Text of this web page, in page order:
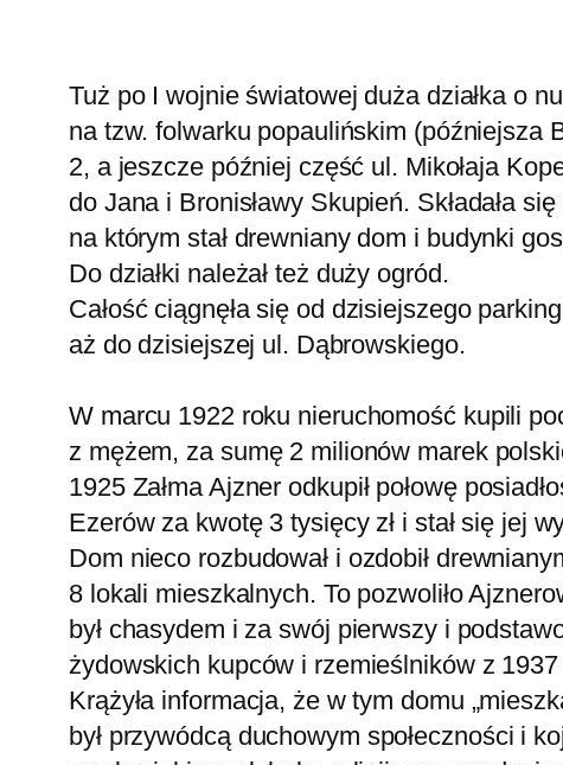
Tuż po I wojnie światowej duża działka o
na tzw. folwarku popaulińskim (późniejsza
2, a jeszcze później część ul. Mikołaja
do Jana i Bronisławy Skupień. Składała
na którym stał drewniany dom i budynki
Do działki należał też duży ogród.
Całość ciągnęła się od dzisiejszego
aż do dzisiejszej ul. Dąbrowskiego.
W marcu 1922 roku nieruchomość kupili
z mężem, za sumę 2 milionów marek
1925 Załma Ajzner odkupił połowę
Ezerów za kwotę 3 tysięcy zł i stał się jej
Dom nieco rozbudował i ozdobił
8 lokali mieszkalnych. To pozwoliło
był chasydem i za swój pierwszy i
żydowskich kupców i rzemieślników z 1937
Krążyła informacja, że w tym domu
był przywódcą duchowym społeczności i